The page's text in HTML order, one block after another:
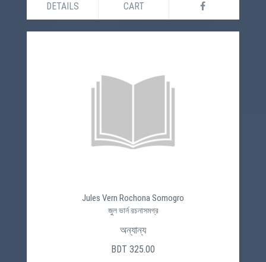
DETAILS CART
Jules Vern Rochona Somogro
জুল ভার্ন রচনাসমগ্র
অন্যান্য
BDT 325.00